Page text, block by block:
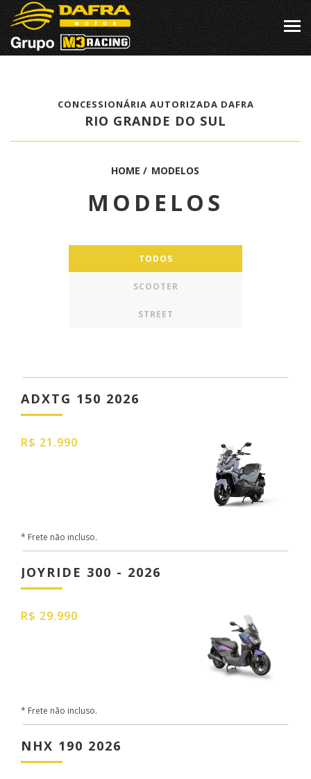
CONCESSIONÁRIA AUTORIZADA DAFRA
RIO GRANDE DO SUL
HOME / MODELOS
MODELOS
TODOS
SCOOTER
STREET
ADXTG 150 2026
R$ 21.990
* Frete não incluso.
JOYRIDE 300 - 2026
R$ 29.990
* Frete não incluso.
NHX 190 2026